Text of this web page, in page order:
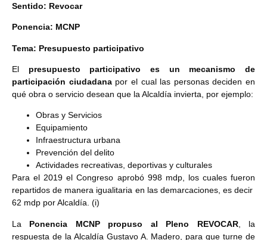
Sentido: Revocar
Ponencia: MCNP
Tema: Presupuesto participativo
El presupuesto participativo es un mecanismo de
participación ciudadanapor el cual las personas deciden en
qué obra o servicio desean que la Alcaldía invierta, por ejemplo:
Obras y Servicios
Equipamiento
Infraestructura urbana
Prevención del delito
Actividades recreativas, deportivas y culturales
Para el 2019 el Congreso aprobó 998 mdp, los cuales fueron
repartidos de manera igualitaria en las demarcaciones, es decir
62 mdp por Alcaldía. (i)
La Ponencia MCNP propuso al Pleno REVOCAR, la
respuesta de la Alcaldía Gustavo A. Madero, para que turne de